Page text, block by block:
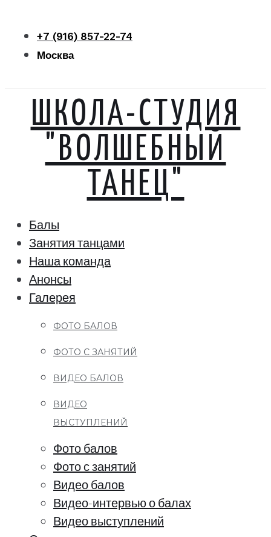
контенту
+7 (916) 857-22-74
Москва
ШКОЛА-СТУДИЯ
"ВОЛШЕБНЫЙ
ТАНЕЦ"
Балы
Занятия танцами
Наша команда
Анонсы
Галерея
ФОТО БАЛОВ
ФОТО С ЗАНЯТИЙ
ВИДЕО БАЛОВ
ВИДЕО
ВЫСТУПЛЕНИЙ
Фото балов
Фото с занятий
Видео балов
Видео-интервью о балах
Видео выступлений